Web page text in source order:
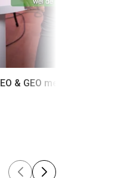
& GEO met AI